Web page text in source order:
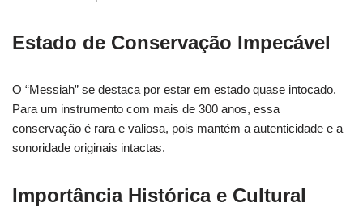
Estado de Conservação Impecável
O “Messiah” se destaca por estar em estado quase intocado.
Para um instrumento com mais de 300 anos, essa
conservação é rara e valiosa, pois mantém a autenticidade e a
sonoridade originais intactas.
Importância Histórica e Cultural